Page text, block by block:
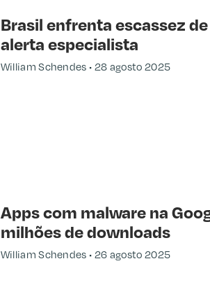
Brasil enfrenta escassez
alerta especialista
William Schendes 28 agosto 2025
Apps com malware na
milhões de downloads
William Schendes 26 agosto 2025